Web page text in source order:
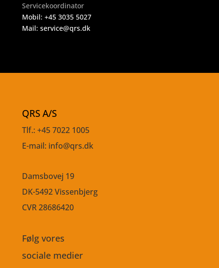
Servicekoordinator
Mobil: +45 3035 5027
Mail: service@qrs.dk
QRS A/S
Tlf.: +45 7022 1005
E-mail: info@qrs.dk
Damsbovej 19
DK-5492 Vissenbjerg
CVR28686420
Følg vores
sociale medier